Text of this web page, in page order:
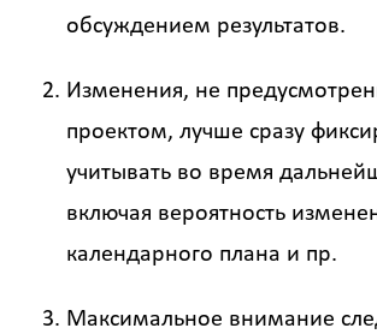
обсуждением результатов.
Изменения, не
проектом, лучше сразу
учитывать во время
включая вероятность
календарного плана и пр.
Максимальное внимание
Введите
картинки
персональных
данных